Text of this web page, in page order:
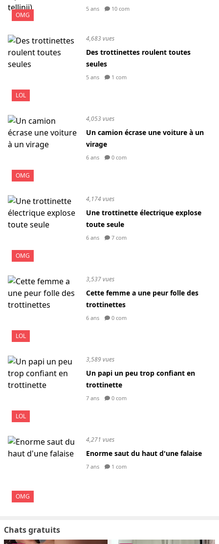
OMG
5 ans 10 com
LOL
4,683 vues
Des trottinettes roulent toutes
seules
5 ans 1 com
OMG
4,053 vues
Un camion écrase une voiture à un
virage
6 ans 0 com
OMG
4,174 vues
Une trottinette électrique explose
toute seule
6 ans 7 com
LOL
3,537 vues
Cette femme a une peur folle des
trottinettes
6 ans 0 com
LOL
3,589 vues
Un papi un peu trop confiant en
trottinette
7 ans 0 com
OMG
4,271 vues
Enorme saut du haut d'une falaise
7 ans 1 com
Chats gratuits